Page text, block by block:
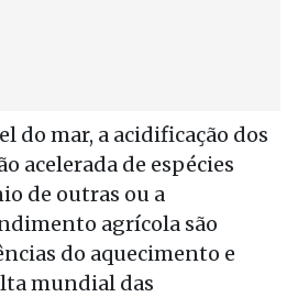
do mar, a acidificação dos
acelerada de espécies
de outras ou a
agrícola são
do aquecimento e
mundial das